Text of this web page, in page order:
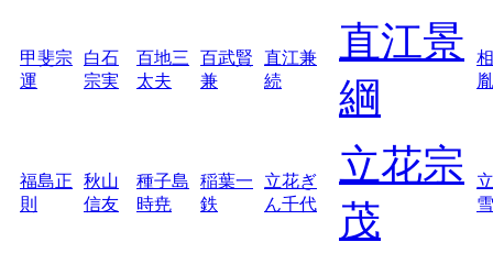
甲斐宗
運
白石
宗実
百地三
太夫
百武賢
兼
直江兼
続
直江景
綱
胤
福島正
則
秋山
信友
種子島
時尭
稲葉一
鉄
立花ぎ
ん千代
立花宗
茂
雪